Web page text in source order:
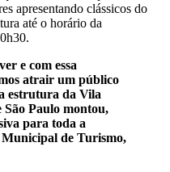
apresentando clássicos do
até o horário da
e com essa
atrair um público
estrutura da Vila
Paulo montou,
para toda a
de Turismo,